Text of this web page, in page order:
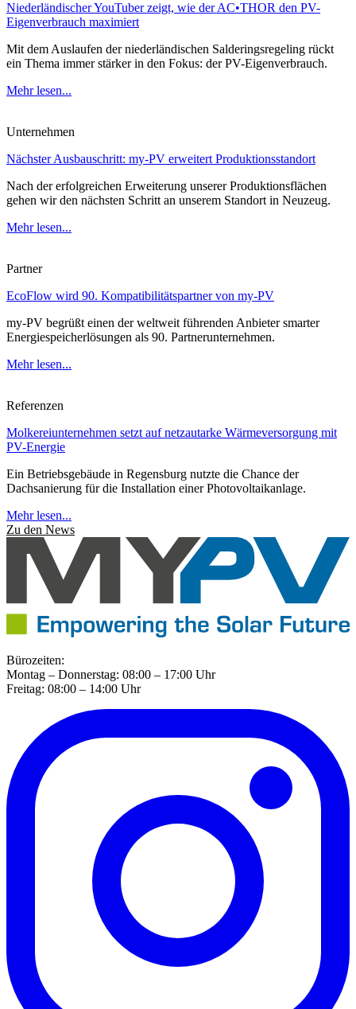
Niederländischer YouTuber zeigt, wie der AC•THOR den PV-
Eigenverbrauch maximiert
Mit dem Auslaufen der niederländischen Salderingsregeling rückt
ein Thema immer stärker in den Fokus: der PV-Eigenverbrauch.
Mehr lesen...
Unternehmen
Nächster Ausbauschritt: my-PV erweitert Produktionsstandort
Nach der erfolgreichen Erweiterung unserer Produktionsflächen
gehen wir den nächsten Schritt an unserem Standort in Neuzeug.
Mehr lesen...
Partner
EcoFlow wird 90. Kompatibilitätspartner von my-PV
my-PV begrüßt einen der weltweit führenden Anbieter smarter
Energiespeicherlösungen als 90. Partnerunternehmen.
Mehr lesen...
Referenzen
Molkereiunternehmen setzt auf netzautarke Wärmeversorgung mit
PV-Energie
Ein Betriebsgebäude in Regensburg nutzte die Chance der
Dachsanierung für die Installation einer Photovoltaikanlage.
Mehr lesen...
Zu den News
Bürozeiten:
Montag – Donnerstag: 08:00 – 17:00 Uhr
Freitag: 08:00 – 14:00 Uhr